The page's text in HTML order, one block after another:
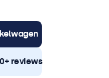
reviews